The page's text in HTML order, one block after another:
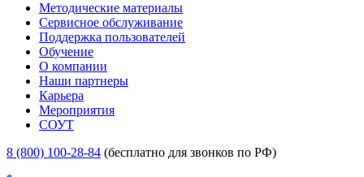
Методические материалы
Сервисное обслуживание
Поддержка пользователей
Обучение
О компании
Наши партнеры
Карьера
Мероприятия
СОУТ
8 (800) 100-28-84 (бесплатно для звонков по РФ)